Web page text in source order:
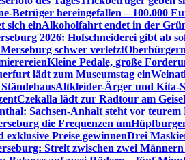
Betrüger hereingefallen – 100.000
sich einAlkoholfahrt endet in der
2026: Hofschneiderei gibt ab
schwer verletzt
Kleine Pedale, große
lädt zum Museumstag ein
Altkleider-Ärger und Kita-
Czekalla lädt zur Radtour am
Sachsen-Anhalt steht vor teurem
die Frequenzen um
Preise gewinnenDrei
Streit zwischen zwei